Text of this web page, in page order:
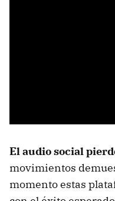
El audio social
movimientos
momento estas